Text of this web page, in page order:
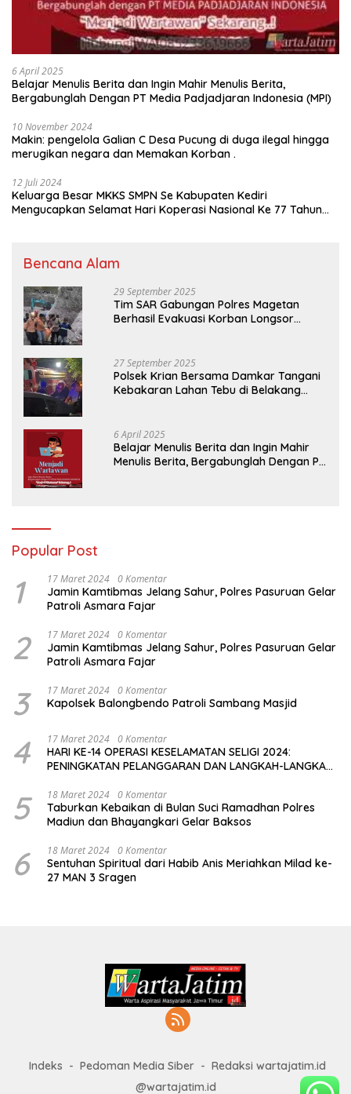
6 April 2025
Belajar Menulis Berita dan Ingin Mahir Menulis Berita,
Bergabunglah Dengan PT Media Padjadjaran Indonesia (MPI)
10 November 2024
Makin: pengelola Galian C Desa Pucung di duga ilegal hingga
merugikan negara dan Memakan Korban .
12 Juli 2024
Keluarga Besar MKKS SMPN Se Kabupaten Kediri
Mengucapkan Selamat Hari Koperasi Nasional Ke 77 Tahun
Bencana Alam
29 September 2025
Tim SAR Gabungan Polres Magetan
Berhasil Evakuasi Korban Longsor
27 September 2025
Polsek Krian Bersama Damkar Tangani
Kebakaran Lahan Tebu di Belakang
6 April 2025
Belajar Menulis Berita dan Ingin Mahir
Menulis Berita, Bergabunglah Dengan PT
Popular Post
1 17 Maret 2024 0 Komentar
Jamin Kamtibmas Jelang Sahur, Polres Pasuruan Gelar
Patroli Asmara Fajar
2 17 Maret 2024 0 Komentar
Jamin Kamtibmas Jelang Sahur, Polres Pasuruan Gelar
Patroli Asmara Fajar
3 17 Maret 2024 0 Komentar
Kapolsek Balongbendo Patroli Sambang Masjid
4 17 Maret 2024 0 Komentar
HARI KE-14 OPERASI KESELAMATAN SELIGI 2024:
PENINGKATAN PELANGGARAN DAN LANGKAH-LANGKAH
5 18 Maret 2024 0 Komentar
Taburkan Kebaikan di Bulan Suci Ramadhan Polres
Madiun dan Bhayangkari Gelar Baksos
6 18 Maret 2024 0 Komentar
Sentuhan Spiritual dari Habib Anis Meriahkan Milad ke-
27 MAN 3 Sragen
Indeks Pedoman Media Siber
Redaksi wartajatim.id
@wartajatim.id